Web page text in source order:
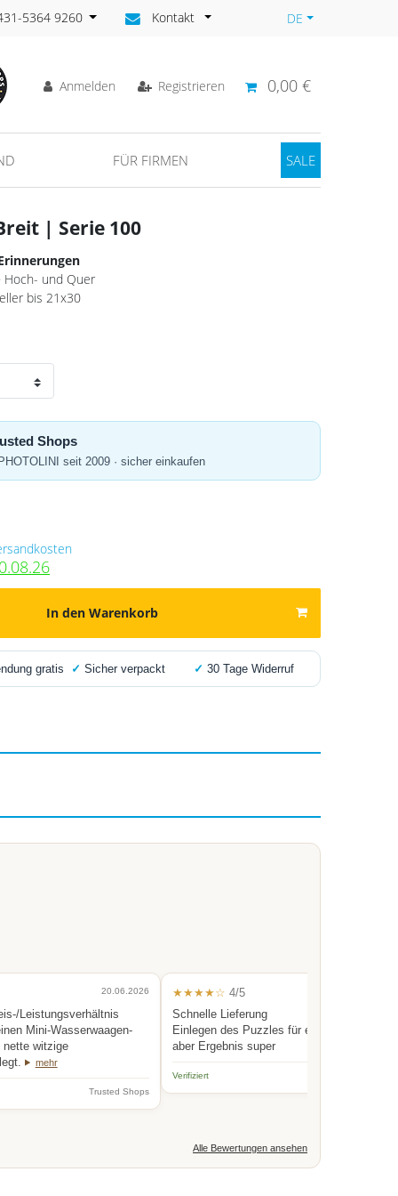
5364 9260 Kontakt DE
Anmelden Registrieren 0,00 €
FÜR FIRMEN SALE
| Serie 100
Hoch- und Quer
bis 21x30
Shops
seit 2009 · sicher einkaufen
In den Warenkorb
gratis ✓ Sicher verpackt ✓ 30 Tage Widerruf
20.06.2026
Leistungsverhältnis
Mini-Wasserwaagen-
nette witzige
mehr
Trusted Shops
★★★★☆ 4/5
Schnelle Lieferung
Einlegen des Puzzles für eine Person
aber Ergebnis super
Verifiziert
Alle Bewertungen ansehen